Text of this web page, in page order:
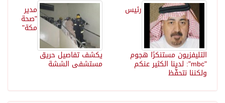
مدير
"صحة
مكة"
يكشف تفاصيل حريق
مستشفى الششة
رئيس
التليفزيون مستنكرًا هجوم
"mbc": لدينا الكثير عنكم
ولكننا نتحفَّظ